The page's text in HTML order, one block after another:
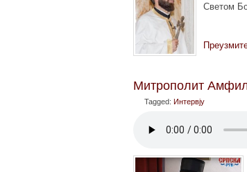
Светом
Митрополит
Tagged: Интервју